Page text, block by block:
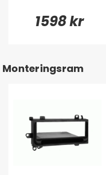
1598 kr
Monteringsram